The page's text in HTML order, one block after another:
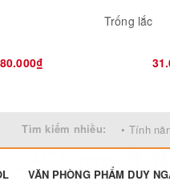
80.000₫
Trống lắc
Tìm kiếm nhiều: • Tính
VĂN PHÒNG PHẨM DUY